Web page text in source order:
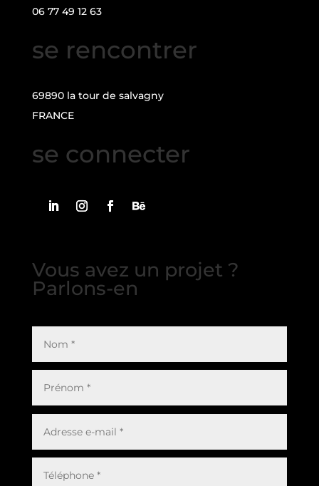
06 77 49 12 63
se rencontrer
69890 la tour de salvagny
FRANCE
se connecter
Vous avez un projet ?
Parlons-en